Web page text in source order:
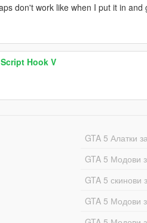
don't work like when I put it in and
Hook V
GTA 5 Алатки
GTA 5 Модови
GTA 5 скинови
GTA 5 Модови